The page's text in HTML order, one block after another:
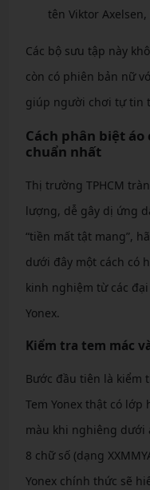
tên Viktor
Các bộ sưu tập này
còn có phiên bản nữ
giúp người chơi tự tin
Cách phân biệt
chuẩn nhất
Thị trường TPHCM
lượng, dễ gây dị ứng
“tiền mất tật mang”,
dưới đây một cách có
kinh nghiệm từ các
Yonex.
Kiểm tra tem mác
Bước đầu tiên là kiểm
Tem Yonex thật có
màu khi nghiêng dưới
8 chữ số (dạng
Yonex chính thức sẽ